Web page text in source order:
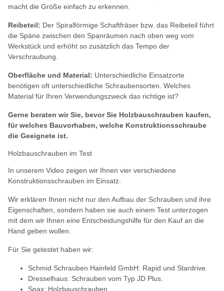
macht die Größe einfach zu erkennen.
Reibeteil: Der Spiralförmige Schaftfräser bzw. das Reibeteil führt
die Späne zwischen den Spanräumen nach oben weg vom
Werkstück und erhöht so zusätzlich das Tempo der
Verschraubung.
Oberfläche und Material: Unterschiedliche Einsatzorte
benötigen oft unterschiedliche Schraubensorten. Welches
Material für Ihren Verwendungszweck das richtige ist?
Gerne beraten wir Sie, bevor Sie Holzbauschrauben kaufen,
für welches Bauvorhaben, welche Konstruktionsschraube
die Geeignete ist.
Holzbauschrauben im Test
In unserem Video zeigen wir Ihnen vier verschiedene
Konstruktionsschrauben im Einsatz.
Wir erklären Ihnen nicht nur den Aufbau der Schrauben und ihre
Eigenschaften, sondern haben sie auch einem Test unterzogen
mit dem wir Ihnen eine Entscheidungshilfe für den Kauf an die
Hand geben wollen.
Für Sie getestet haben wir:
Schmid Schrauben Hainfeld GmbH: Rapid und Stardrive.
Dresselhaus: Schrauben vom Typ JD Plus.
Spax: Holzbauschrauben